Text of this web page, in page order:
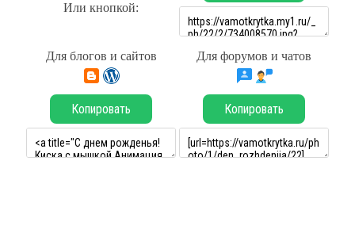
Или кнопкой:
Для блогов и сайтов Для форумов и чатов
Копировать Копировать